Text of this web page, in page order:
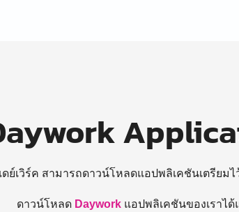
ย์เวิร์ค สามารถดาวน์โหลดแอปพลิเคชันเตรียม
ดาวน์โหลด Daywork แอปพลิเคชันของเราได้